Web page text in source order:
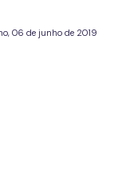
06 de junho de 2019